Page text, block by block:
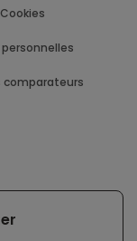
personnelles
comparateurs